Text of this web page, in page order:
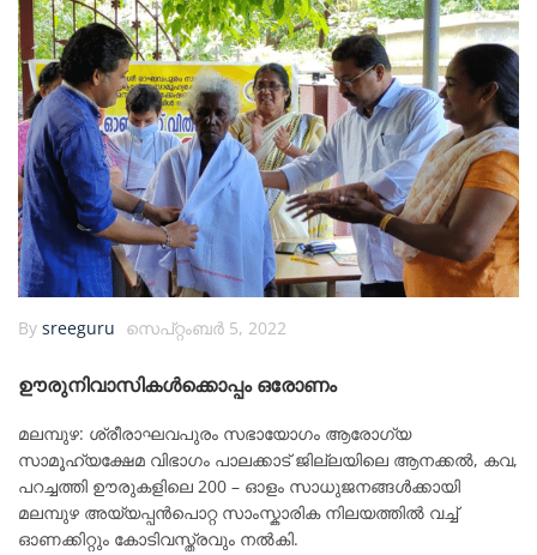
By sreeguru സെപ്റ്റംബർ 5, 2022
ഊരുനിവാസികൾക്കൊപ്പം ഒരോണം
മലമ്പുഴ: ശ്രീരാഘവപുരം സഭായോഗം ആരോഗ്യ
സാമൂഹ്യക്ഷേമ വിഭാഗം പാലക്കാട് ജില്ലയിലെ ആനക്കൽ, കവ,
പറച്ചത്തി ഊരുകളിലെ 200 – ഓളം സാധുജനങ്ങൾക്കായി
മലമ്പുഴ അയ്യപ്പൻപൊറ്റ സാംസ്കാരിക നിലയത്തിൽ വച്ച്
ഓണക്കിറ്റും കോടിവസ്ത്രവും നൽകി.